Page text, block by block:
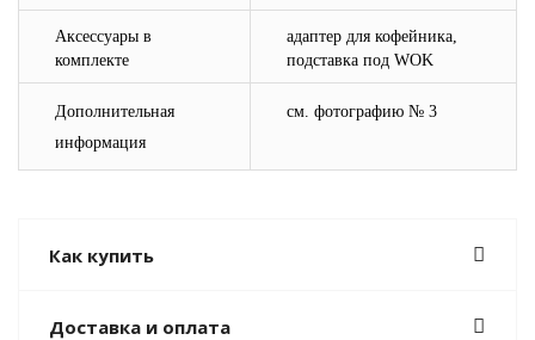
Аксессуары в
комплекте
адаптер для кофейника,
подставка под WOK
Дополнительная
информация
см. фотографию № 3
Как купить
Доставка и оплата